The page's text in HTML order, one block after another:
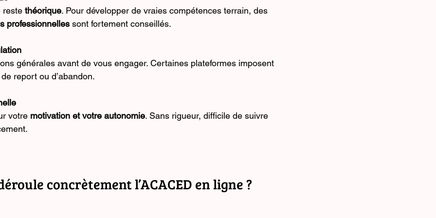
reste théorique. Pour développer de vraies compétences terrain, des
professionnelles sont fortement conseillés.
générales avant de vous engager. Certaines plateformes imposent
report ou d’abandon.
votre motivation et votre autonomie. Sans rigueur, difficile de suivre
concrètement l’ACACED en ligne ?